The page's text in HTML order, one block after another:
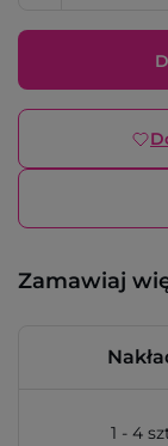
Zamawiaj
1 - 4